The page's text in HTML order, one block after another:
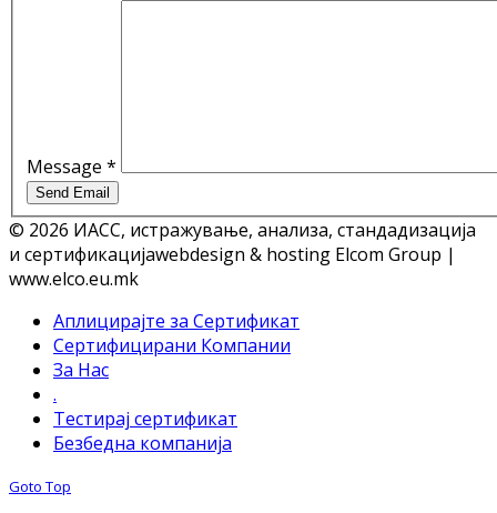
Message *
Send Email
© 2026 ИАСС, истражување, анализа, стандадизација
и сертификацијаwebdesign & hosting Elcom Group |
www.elco.eu.mk
Аплицирајте за Сертификат
Сертифицирани Компании
За Нас
.
Тестирај сертификат
Безбедна компанија
Goto Top